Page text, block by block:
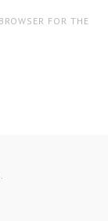
FOR THE
.